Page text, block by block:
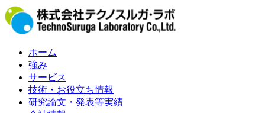
ホーム
強み
サービス
技術・お役立ち情報
研究論文・発表等実績